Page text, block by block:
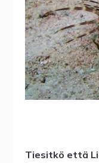
Tiesitkö että